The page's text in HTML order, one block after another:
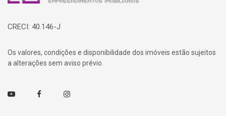
CRECI: 40.146-J
Os valores, condições e disponibilidade dos imóveis estão sujeitos
a alterações sem aviso prévio.
Youtube FacebookInstagram